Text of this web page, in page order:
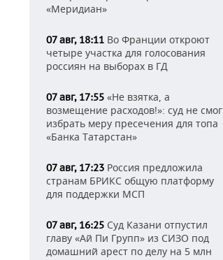
«Меридиан»
07 авг, 18:11 Во Франции откроют
четыре участка для голосования
россиян на выборах в ГД
07 авг, 17:55 «Не взятка, а
возмещение расходов!»: суд не смог
избрать меру пресечения для топа
«Банка Татарстан»
07 авг, 17:23 Россия предложила
странам БРИКС общую платформу
для поддержки МСП
07 авг, 16:25 Суд Казани отпустил
главу «Ай Пи Групп» из СИЗО под
домашний арест по делу на 5 млн